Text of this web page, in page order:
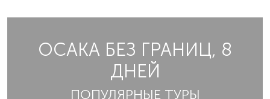
ОСАКА БЕЗ ГРАНИЦ, 8
ДНЕЙ
ПОПУЛЯРНЫЕ ТУРЫ